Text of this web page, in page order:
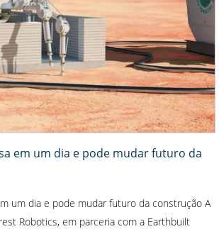
em um dia e pode mudar futuro da
um dia e pode mudar futuro da construção A
Robotics, em parceria com a Earthbuilt